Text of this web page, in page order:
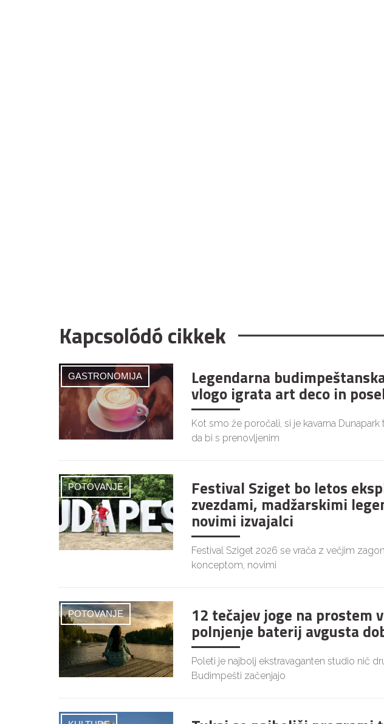
Kapcsolódó cikkek
GASTRONOMIJA Legendarna
vlogo igrata art deco in
Kot smo že poročali, si je kavarna
da bi s prenovljenim
POTOVANJE Festival Sziget bo letos
zvezdami, madžarskimi
novimi izvajalci
Festival Sziget 2026 se vrača z večjim
konceptom, novimi
POTOVANJE 12 tečajev joge na prostem
polnjenje baterij avgusta
Poleti je najbolj ekstravaganten studio nič
Budimpešti začenjajo